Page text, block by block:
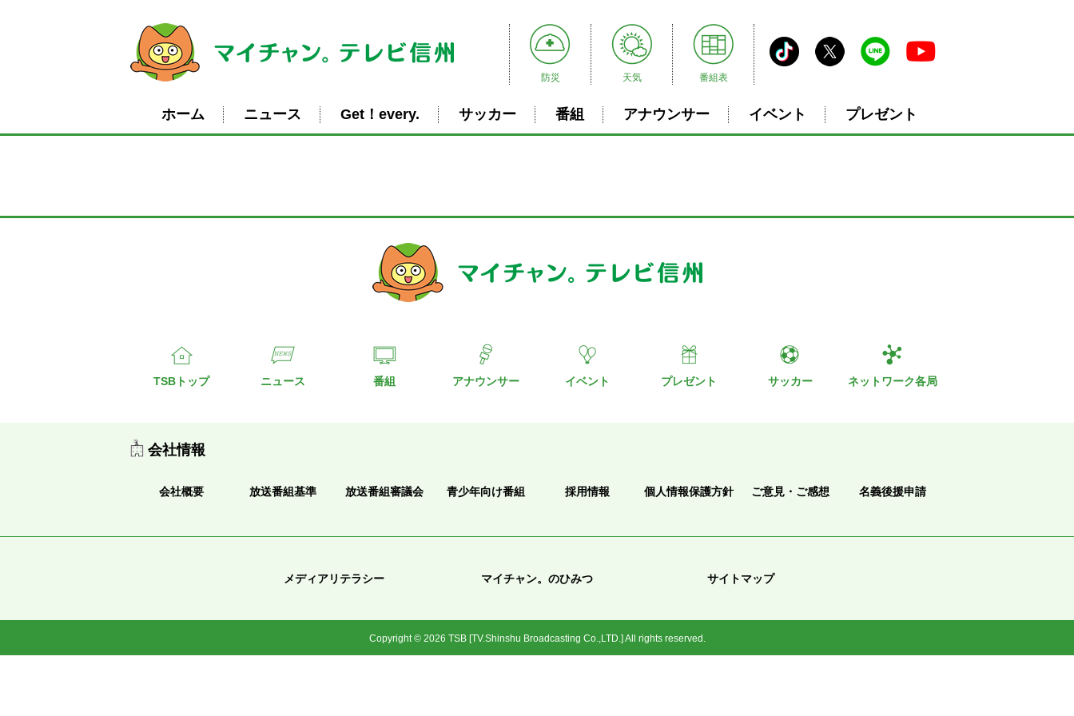
防災 天気 番組表
ホーム ニュース Get！every. サッカー 番組 アナウンサー イベント プレゼント
TSBトップ ニュース 番組 アナウンサー イベント プレゼント サッカー ネットワーク各局
会社情報
会社概要 放送番組基準 放送番組審議会 青少年向け番組 採用情報 個人情報保護方針 ご意見・ご感想 名義後援申請
メディアリテラシー マイチャン。のひみつ サイトマップ
Copyright © 2026 TSB [TV.Shinshu Broadcasting Co.,LTD.] All rights reserved.